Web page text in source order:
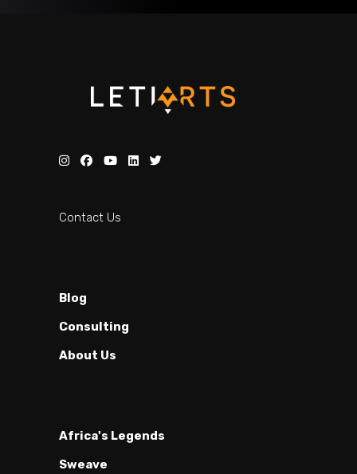
Contact Us
Blog
Consulting
About Us
Africa's Legends
Sweave